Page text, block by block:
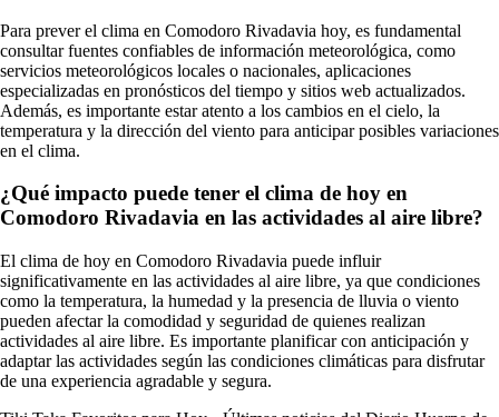
Para prever el clima en Comodoro Rivadavia hoy, es fundamental
consultar fuentes confiables de información meteorológica, como
servicios meteorológicos locales o nacionales, aplicaciones
especializadas en pronósticos del tiempo y sitios web actualizados.
Además, es importante estar atento a los cambios en el cielo, la
temperatura y la dirección del viento para anticipar posibles variaciones
en el clima.
¿Qué impacto puede tener el clima de hoy en
Comodoro Rivadavia en las actividades al aire libre?
El clima de hoy en Comodoro Rivadavia puede influir
significativamente en las actividades al aire libre, ya que condiciones
como la temperatura, la humedad y la presencia de lluvia o viento
pueden afectar la comodidad y seguridad de quienes realizan
actividades al aire libre. Es importante planificar con anticipación y
adaptar las actividades según las condiciones climáticas para disfrutar
de una experiencia agradable y segura.